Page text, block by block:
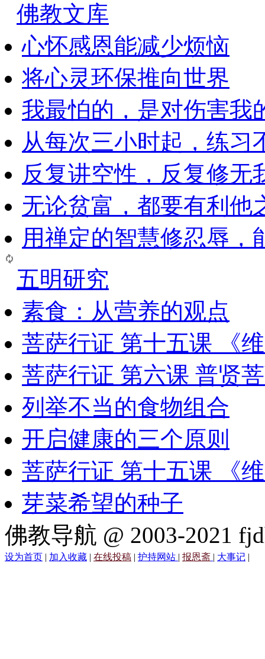
佛教文库
心怀感恩能减少烦恼
将心灵环保推向世界
我最怕的，是对伤害我
从每次三小时起，练习
反复讲空性，反复修无
无论贫富，都要有利他
用禅定的智慧修忍辱，
五明研究
素食：从营养的观点
菩萨行证 第十五课 《
菩萨行证 第六课 普贤
列举不当的食物组合
开启健康的三个原则
菩萨行证 第十五课 《
芽菜希望的种子
佛教导航 @ 2003-2021
设为首页 | 加入收藏 | 在线投稿 | 护持网站 | 报恩斋 | 大事记 |